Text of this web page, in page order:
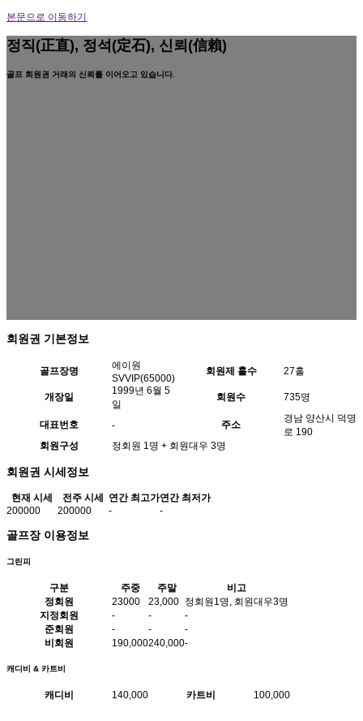
본문으로 이동하기
정직(正直), 정석(定石), 신뢰(信賴)
골프 회원권 거래의 신뢰를 이어오고 있습니다.
회원권 기본정보
골프장명
에이원
SVVIP(65000)
회원제 홀수 27홀
개장일
1999년 6월 5
일
회원수 735명
대표번호 - 주소
경남 양산시 덕명
로 190
회원구성
정회원 1명 + 회원대우 3명
회원권 시세정보
현재 시세 전주 시세 연간 최고가연간 최저가
200000
200000 - -
골프장 이용정보
그린피
구분 주중 주말
비고
정회원
23000 23,000 정회원1명, 회원대우3명
지정회원
- -
-
준회원
- -
-
비회원
190,000240,000-
캐디비 & 카트비
캐디비 140,000 카트비 100,000